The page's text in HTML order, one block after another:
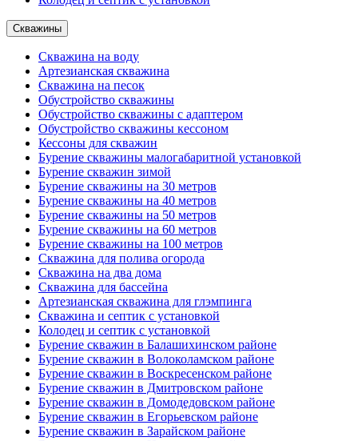
Скважины
Скважина на воду
Артезианская скважина
Скважина на песок
Обустройство скважины
Обустройство скважины с адаптером
Обустройство скважины кессоном
Кессоны для скважин
Бурение скважины малогабаритной установкой
Бурение скважин зимой
Бурение скважины на 30 метров
Бурение скважины на 40 метров
Бурение скважины на 50 метров
Бурение скважины на 60 метров
Бурение скважины на 100 метров
Скважина для полива огорода
Скважина на два дома
Скважина для бассейна
Артезианская скважина для глэмпинга
Скважина и септик с установкой
Колодец и септик с установкой
Бурение скважин в Балашихинском районе
Бурение скважин в Волоколамском районе
Бурение скважин в Воскресенском районе
Бурение скважин в Дмитровском районе
Бурение скважин в Домодедовском районе
Бурение скважин в Егорьевском районе
Бурение скважин в Зарайском районе